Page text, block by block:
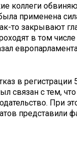
коллеги
применена
то закрывают
в том
в регистрации
связан с тем,
При
представили